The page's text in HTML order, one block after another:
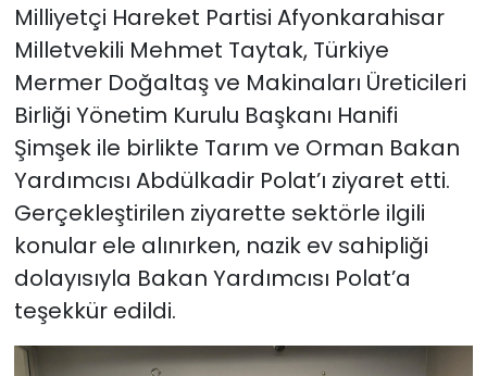
Milliyetçi Hareket Partisi Afyonkarahisar
Milletvekili Mehmet Taytak, Türkiye
Mermer Doğaltaş ve Makinaları Üreticileri
Birliği Yönetim Kurulu Başkanı Hanifi
Şimşek ile birlikte Tarım ve Orman Bakan
Yardımcısı Abdülkadir Polat’ı ziyaret etti.
Gerçekleştirilen ziyarette sektörle ilgili
konular ele alınırken, nazik ev sahipliği
dolayısıyla Bakan Yardımcısı Polat’a
teşekkür edildi.